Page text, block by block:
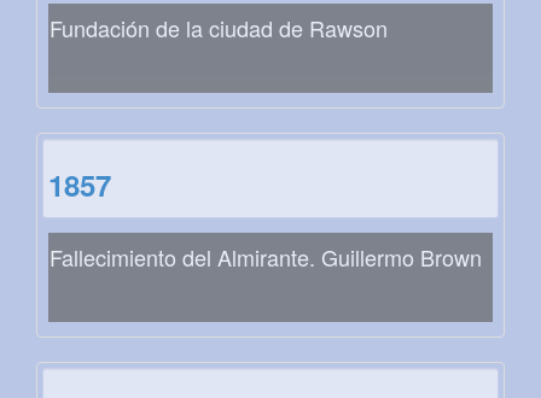
Fundación de la ciudad de Rawson
1857
Fallecimiento del Almirante. Guillermo Brown